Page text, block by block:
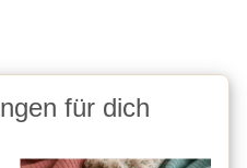
für dich